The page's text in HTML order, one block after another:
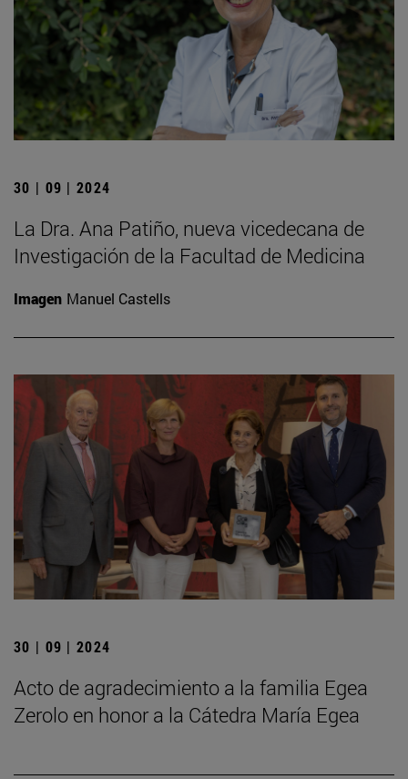
30 | 09 | 2024
La Dra. Ana Patiño, nueva vicedecana de
Investigación de la Facultad de Medicina
Imagen Manuel Castells
30 | 09 | 2024
Acto de agradecimiento a la familia Egea
Zerolo en honor a la Cátedra María Egea